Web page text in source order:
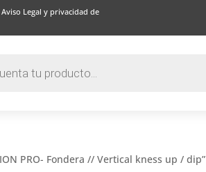
Aviso Legal y privacidad de
PRO- Fondera // Vertical kness up / dip”